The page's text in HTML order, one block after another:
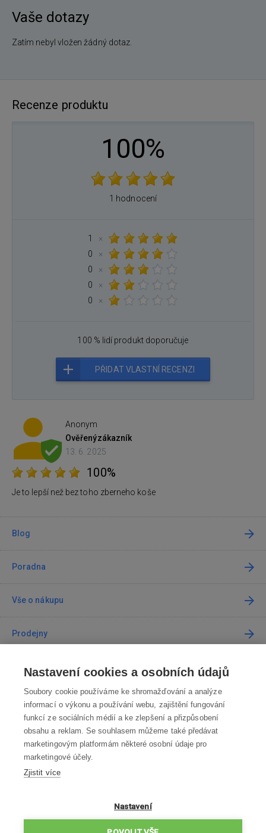
Vaše dotazy
Zatím nebyl vložen žádný dotaz.
Recenze produktu
100%
1 hodnocení
1
×
0
×
0
×
0
×
0
×
100 % lidí produkt doporučuje
PŘIDAT VLASTNÍ RECENZI
Anonym
Ověřenýzákazník
13. 6. 2025
100%
Je to lepší než bez toho zberneho koše
Blog
Poradna
Vše o nákupu
Prodejny
Kontakt
Kontaktujte nás
info@robotworld.cz
220 770 770 Po-Pá 8:00—16:00
VŠECHNY KONTAKTY
ZÁSADY OCHRANY OSOBNÍCH ÚDAJŮ
Nastavení cookies a osobních údajů
Soubory cookie používáme ke shromažďování a analýze
informací o výkonu a používání webu, zajištění fungování
funkcí ze sociálních médií a ke zlepšení a přizpůsobení
obsahu a reklam. Se souhlasem můžeme také předávat
marketingovým platformám některé osobní údaje pro
marketingové účely.
Zjistit více
Nastavení